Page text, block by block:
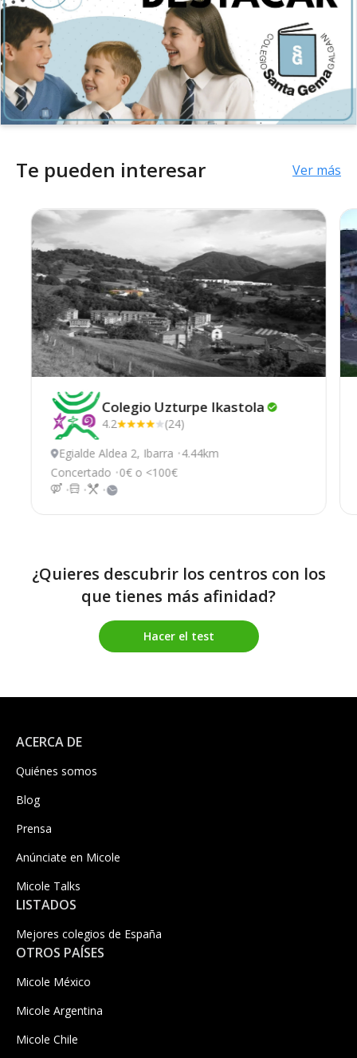
Te pueden interesar Ver más
Colegio Uzturpe Ikastola
4.2
(24)
Egialde Aldea 2, Ibarra 4.44km
Concertado 0€ o <100€
¿Quieres descubrir los centros con los
que tienes más afinidad?
Hacer el test
ACERCA DE
Quiénes somos
Blog
Prensa
Anúnciate en Micole
Micole Talks
LISTADOS
Mejores colegios de España
OTROS PAÍSES
Micole México
Micole Argentina
Micole Chile